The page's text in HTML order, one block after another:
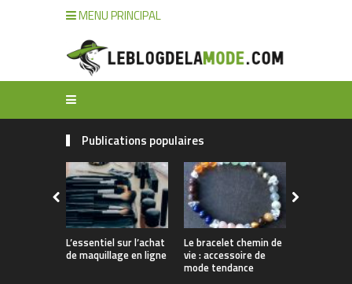
MENU PRINCIPAL
Publications populaires
L’essentiel sur l’achat
de maquillage en ligne
Le bracelet chemin de
vie : accessoire de
mode tendance